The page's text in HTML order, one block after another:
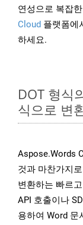
연성으로 복잡
Cloud 플랫폼에
하세요.
DOT 형식
식으로 변
Aspose.Words
것과 마찬가지
변환하는 빠르
API 호출이나
용하여 Word 문